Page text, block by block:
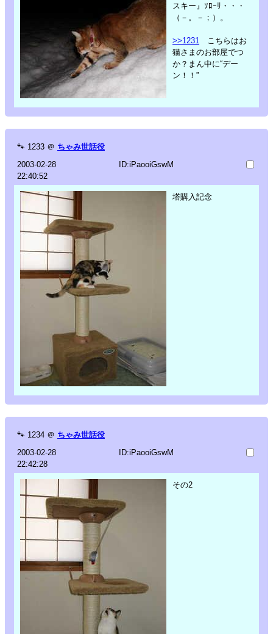
スキー』ｿﾛｰﾘ・・・
（－。－；）。
>>1231
こちらはお
猫さまのお部屋でつ
か？まん中に“デー
ン！！”
🐾 1233 ＠ ちゃみ世話役
2003-02-28
22:40:52
ID:iPaooiGswM
塔購入記念
🐾 1234 ＠ ちゃみ世話役
2003-02-28
22:42:28
ID:iPaooiGswM
その2